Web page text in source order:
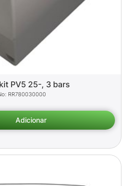
PV5 25-, 3 bars
RR780030000